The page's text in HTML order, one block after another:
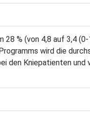
% (von 4,8 auf 3,4
wird die
den Kniepatienten und